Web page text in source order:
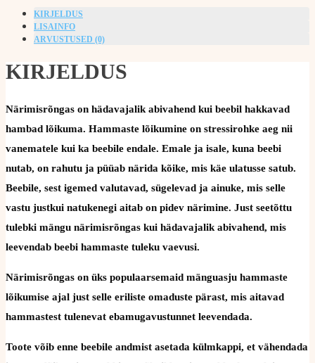
KIRJELDUS
LISAINFO
ARVUSTUSED (0)
KIRJELDUS
Närimisrõngas on hädavajalik abivahend kui beebil hakkavad
hambad lõikuma. Hammaste lõikumine on stressirohke aeg nii
vanematele kui ka beebile endale. Emale ja isale, kuna beebi
nutab, on rahutu ja püüab närida kõike, mis käe ulatusse satub.
Beebile, sest igemed valutavad, sügelevad ja ainuke, mis selle
vastu justkui natukenegi aitab on pidev närimine. Just seetõttu
tulebki mängu närimisrõngas kui hädavajalik abivahend, mis
leevendab beebi hammaste tuleku vaevusi.
Närimisrõngas on üks populaarsemaid mänguasju hammaste
lõikumise ajal just selle eriliste omaduste pärast, mis aitavad
hammastest tulenevat ebamugavustunnet leevendada.
Toote võib enne beebile andmist asetada külmkappi, et vähendada